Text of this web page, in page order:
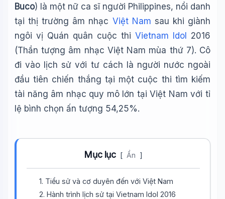
Buco) là một nữ ca sĩ người Philippines, nổi danh
tại thị trường âm nhạc Việt Nam sau khi giành
ngôi vị Quán quân cuộc thi Vietnam Idol
2016
(Thần tượng âm nhạc Việt Nam mùa thứ 7). Cô
đi vào lịch sử với tư cách là người nước ngoài
đầu tiên chiến thắng tại một cuộc thi tìm kiếm
tài năng âm nhạc quy mô lớn tại Việt Nam với tỉ
lệ bình chọn ấn tượng 54,25%.
Mục lục [ Ẩn ]
1. Tiểu sử và cơ duyên đến với Việt Nam
2. Hành trình lịch sử tại Vietnam Idol 2016